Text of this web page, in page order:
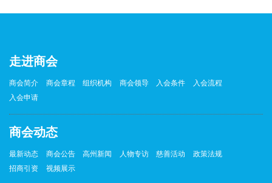
走进商会
商会简介 商会章程 组织机构 商会领导 入会条件
入会流程
入会申请
商会动态
最新动态 商会公告 高州新闻 人物专访 慈善活动
政策法规
招商引资
视频展示